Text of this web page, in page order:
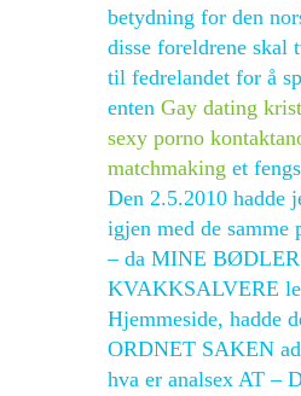
betydning for den
disse foreldrene skal
til fedrelandet for å
enten Gay dating
sexy porno
matchmaking et
Den 2.5.2010 hadde
igjen med de samme
– da MINE BØDLER
KVAKKSALVERE
Hjemmeside, hadde
ORDNET SAKEN
hva er analsex AT –